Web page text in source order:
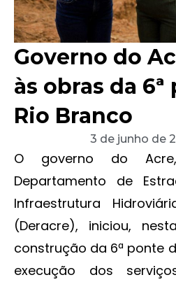
Governo do
às obras da
Rio Branco
3 de junho de
O governo do
Departamento de
Infraestrutura
(Deracre), iniciou,
construção da 6ª ponte
execução dos